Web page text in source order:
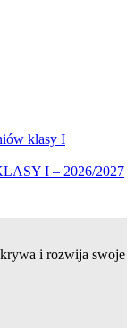
klasy I
I – 2026/2027
i rozwija swoje